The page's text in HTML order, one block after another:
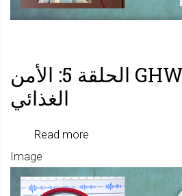
بودكاست GHW الحلقة 5: الأمن
الغذائي
Read more
GHW
Image